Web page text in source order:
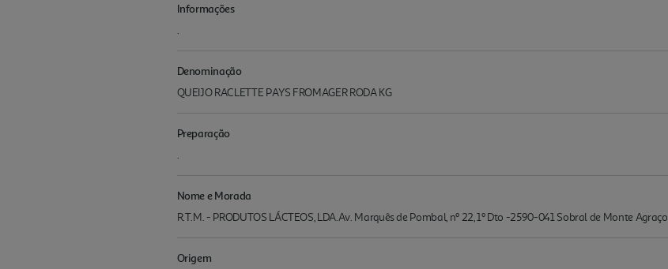
Informações
.
Denominação
QUEIJO RACLETTE PAYS FROMAGER RODA KG
Preparação
.
Nome e Morada
R.T.M. - PRODUTOS LÁCTEOS, LDA.Av. Marquês de Pombal, nº 22, 1º Dto -2590-041 Sobral de Monte Agraço
Origem